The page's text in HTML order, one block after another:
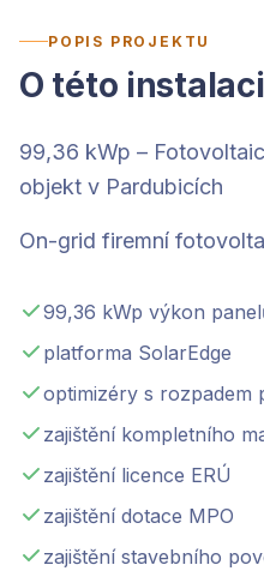
POPIS PROJEKTU
O této instalaci
99,36 kWp –
objekt v Pardubicích
On-grid firemní
99,36 kWp výkon
platforma SolarEdge
optimizéry s rozpadem
zajištění kompletního
zajištění licence ERÚ
zajištění dotace MPO
zajištění stavebního